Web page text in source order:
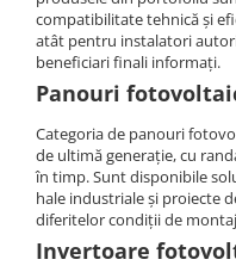
Invertoare on-grid
Statii de reincarcare
Victron Energy
MPPT
Accesorii Victron
Acumulatori Victron
Invertor Hibrid - Off Grid
Statii de reincarcare
HV
US
SMA
Sungrow
SBH
SBR battery
SBS
Accesorii stocare
Cabluri aluminiu coaxial
bransament
Cabluri aluminiu nearmat
Cabluri aluminiu tip Enel
Cabluri aluminiu torsadat/
Cabluri energie joasa
cupru
Cabluri cupru armat
Cabluri cupru coaxial
Cutie ABS modulara
Doze
Doze aparat
Jgheab metalic perforat
Jgheab tip sarma
Tablou metalic
Tablou organizare santier
Intrerupatoare automate
AFDD
Intrerupatoare automate
diferentiale
Intrerupatoare automate
Separator sarcina
Aplica LED
Corpuri solare
Corpuri solare decorative
Instalatii sarbatori
Lanterne
Stalpi de iluminat
compatibilitate tehnică și
atât pentru instalatori
beneficiari finali informați.
Panouri
Categoria de panouri
de ultimă generație, cu
în timp. Sunt disponibile
hale industriale și proiecte
diferitelor condiții de
Invertoare